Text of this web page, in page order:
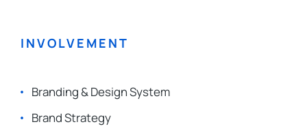
INVOLVEMENT
Branding & Design System
Brand Strategy